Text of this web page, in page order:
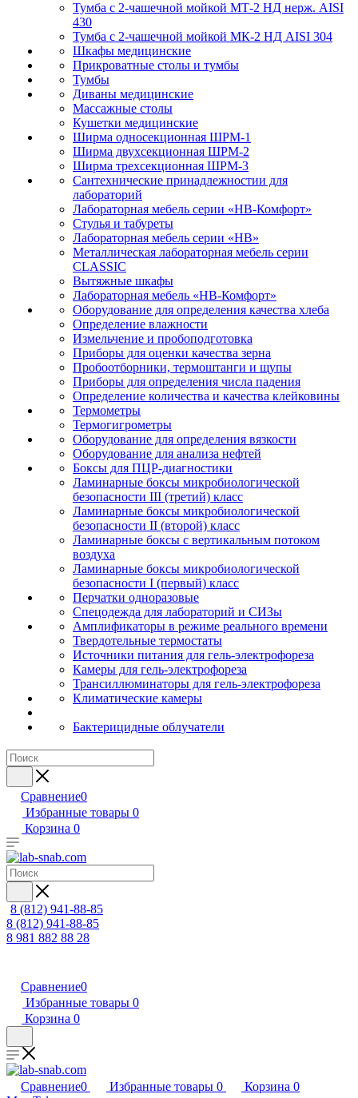
Тумба с 2-чашечной мойкой МТ-2 НД нерж. AISI
430
Тумба с 2-чашечной мойкой МК-2 НД AISI 304
Шкафы медицинские
Прикроватные столы и тумбы
Тумбы
Диваны медицинские
Массажные столы
Кушетки медицинские
Ширма односекционная ШРМ-1
Ширма двухсекционная ШРМ-2
Ширма трехсекционная ШРМ-3
Сантехнические принадлежностии для
лабораторий
Лабораторная мебель серии «НВ-Комфорт»
Стулья и табуреты
Лабораторная мебель серии «НВ»
Металлическая лабораторная мебель серии
CLASSIC
Вытяжные шкафы
Лабораторная мебель «НВ-Комфорт»
Оборудование для определения качества хлеба
Определение влажности
Измельчение и пробоподготовка
Приборы для оценки качества зерна
Пробоотборники, термоштанги и щупы
Приборы для определения числа падения
Определение количества и качества клейковины
Термометры
Термогигрометры
Оборудование для определения вязкости
Оборудование для анализа нефтей
Боксы для ПЦР-диагностики
Ламинарные боксы микробиологической
безопасности III (третий) класс
Ламинарные боксы микробиологической
безопасности II (второй) класс
Ламинарные боксы с вертикальным потоком
воздуха
Ламинарные боксы микробиологической
безопасности I (первый) класс
Перчатки одноразовые
Спецодежда для лабораторий и СИЗы
Амплификаторы в режиме реального времени
Твердотельные термостаты
Источники питания для гель-электрофореза
Камеры для гель-электрофореза
Трансиллюминаторы для гель-электрофореза
Климатические камеры
Бактерицидные облучатели
Сравнение0
Избранные товары 0
Корзина 0
8 (812) 941-88-85
8 (812) 941-88-85
8 981 882 88 28
Сравнение0
Избранные товары 0
Корзина 0
Сравнение0 Избранные товары 0 Корзина 0